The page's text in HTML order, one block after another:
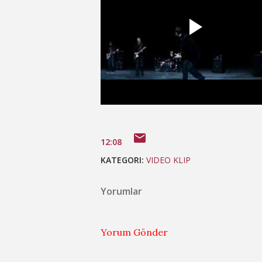
12:08
KATEGORI: VIDEO KLIP
Yorumlar
Yorum Gönder